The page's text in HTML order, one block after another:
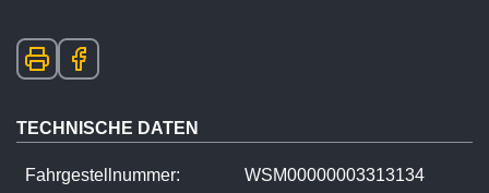
TECHNISCHE DATEN
Fahrgestellnummer: WSM00000003313134